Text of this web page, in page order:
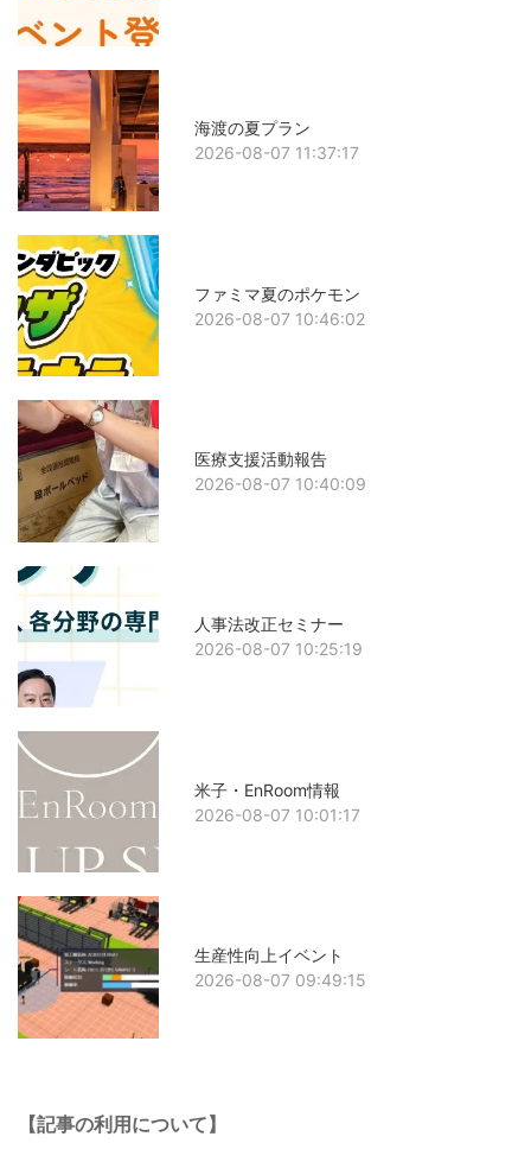
海渡の夏プラン
2026-08-07 11:37:17
ファミマ夏のポケモン
2026-08-07 10:46:02
医療支援活動報告
2026-08-07 10:40:09
人事法改正セミナー
2026-08-07 10:25:19
米子・EnRoom情報
2026-08-07 10:01:17
生産性向上イベント
2026-08-07 09:49:15
【記事の利用について】